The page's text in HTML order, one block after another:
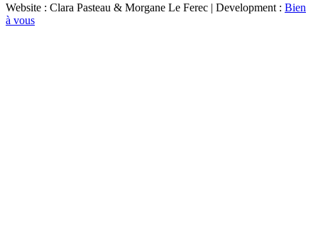
Website : Clara Pasteau & Morgane Le Ferec | Development : Bien
à vous